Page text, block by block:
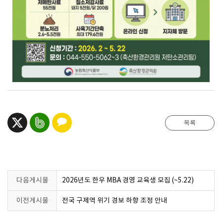
트위터네이버밴드카카오톡공유하기 목록
다음게시물 2026년도 한우 MBA 경영 교육생 모집 (~5.22)
이전게시물 전국 구제역 위기 경보 하향 조정 안내